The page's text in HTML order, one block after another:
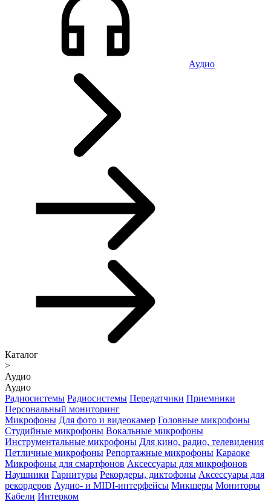
Аудио
Каталог
>
Аудио
Аудио
Радиосистемы Радиосистемы Передатчики Приемники
Персональный мониторинг
Микрофоны Для фото и видеокамер Головные микрофоны
Студийные микрофоны Вокальные микрофоны
Инструментальные микрофоны Для кино, радио, телевидения
Петличные микрофоны Репортажные микрофоны Караоке
Микрофоны для смартфонов Аксессуары для микрофонов
Наушники Гарнитуры Рекордеры, диктофоны Аксессуары для
рекордеров Аудио- и MIDI-интерфейсы Микшеры Мониторы
Кабели Интерком